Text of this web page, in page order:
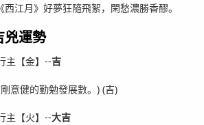
江月》好夢狂隨飛絮，閑愁濃勝香醪。
兇運勢
主【金】--吉
意健的勤勉發展數。) (吉)
主【火】--大吉